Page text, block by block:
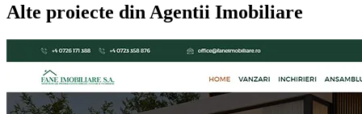
Alte proiecte din Agentii Imobiliare